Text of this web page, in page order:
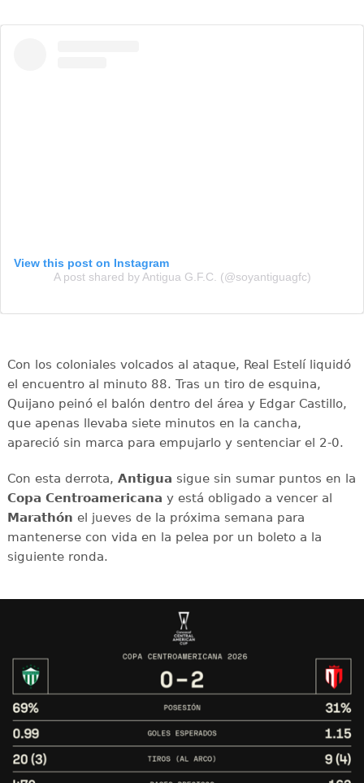
View this post on Instagram
A post shared by Antigua G.F.C. (@soyantiguagfc)
Con los coloniales volcados al ataque, Real Estelí liquidó
el encuentro al minuto 88. Tras un tiro de esquina,
Quijano peinó el balón dentro del área y Edgar Castillo,
que apenas llevaba siete minutos en la cancha,
apareció sin marca para empujarlo y sentenciar el 2-0.
Con esta derrota, Antigua sigue sin sumar puntos en la
Copa Centroamericana y está obligado a vencer al
Marathón el jueves de la próxima semana para
mantenerse con vida en la pelea por un boleto a la
siguiente ronda.